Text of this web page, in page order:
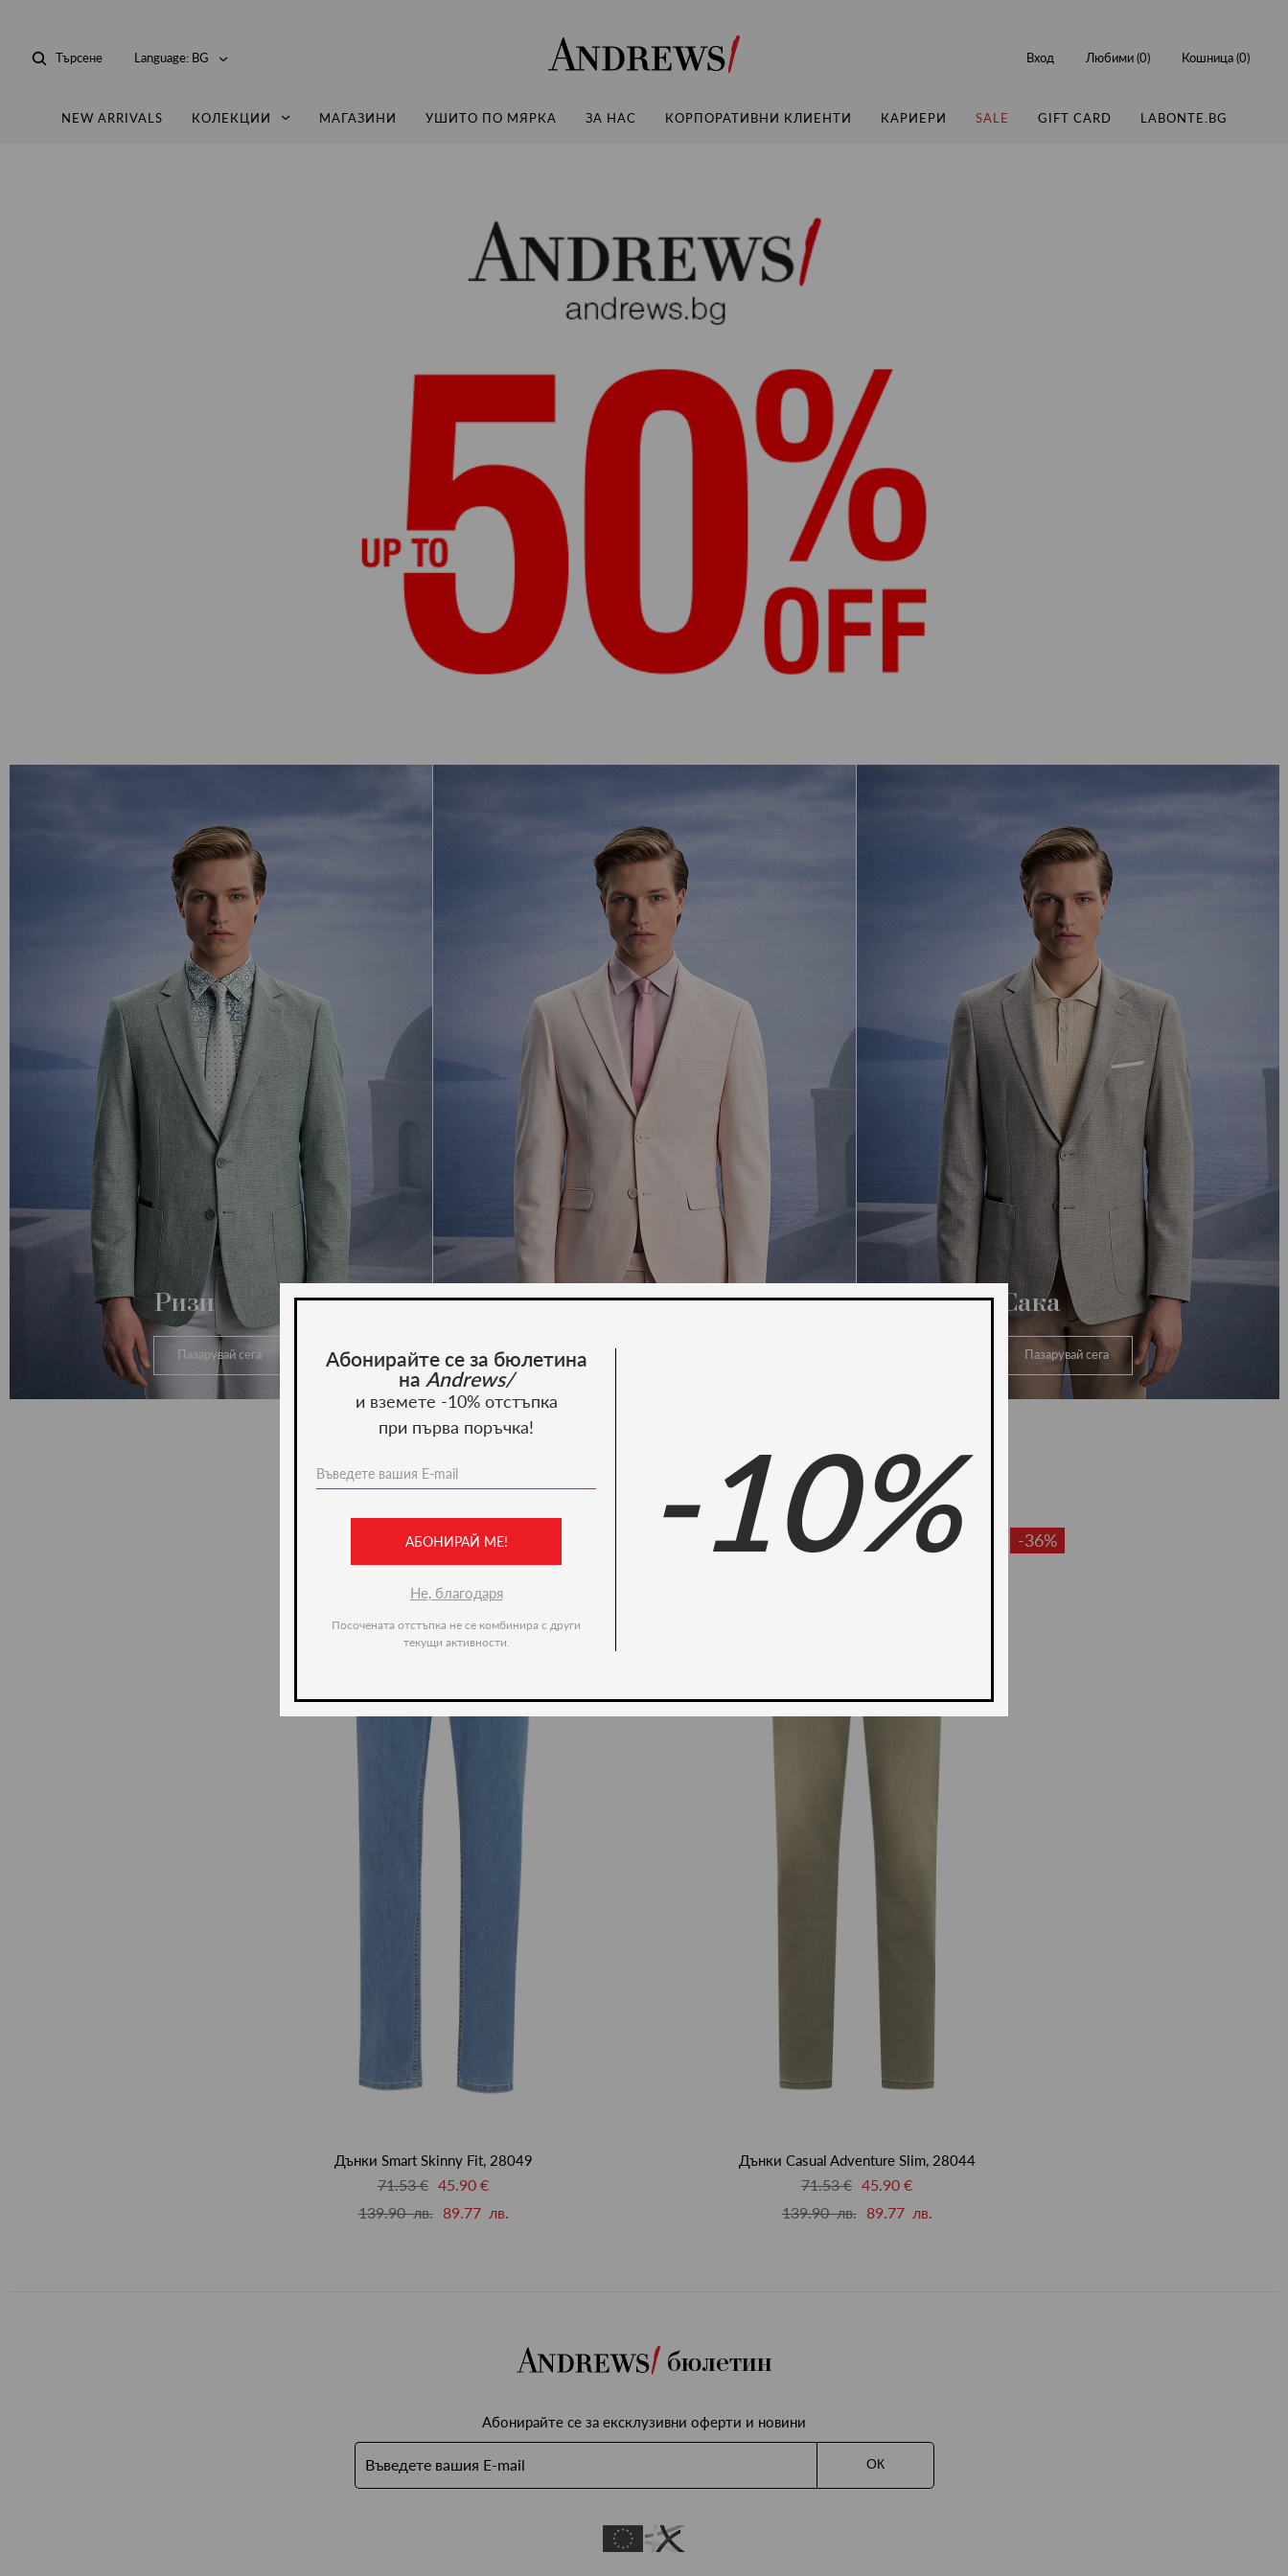
Andrews
Търсене Language: BG
NEW ARRIVALS КОЛЕКЦИИ МАГАЗИНИ УШИТО ПО МЯРКА ЗА НАС КОРПОРАТИВНИ КЛИЕНТИ КАРИЕРИ SALE GIFT CARD LABONTE.BG
Вход Любими (0) Кошница (0)
Ризи
Пазарувай сега
Костюми Сака
Пазарувай сега
Recommended products
Дънки Smart Skinny Fit, 28049
71.53 € 45.90 €
139.90 лв.
89.77 лв.
-36%
Дънки Casual Adventure Slim, 28044
71.53 € 45.90 €
139.90 лв.
89.77 лв.
бюлетин
Абонирайте се за ексклузивни оферти и новини
ОК
Абонирайте се за бюлетина
на Andrews/
и вземете -10% отстъпка
при първа поръчка!
АБОНИРАЙ МЕ!
Не, благодаря
Посочената отстъпка не се комбинира с други
текущи активности.
-10%